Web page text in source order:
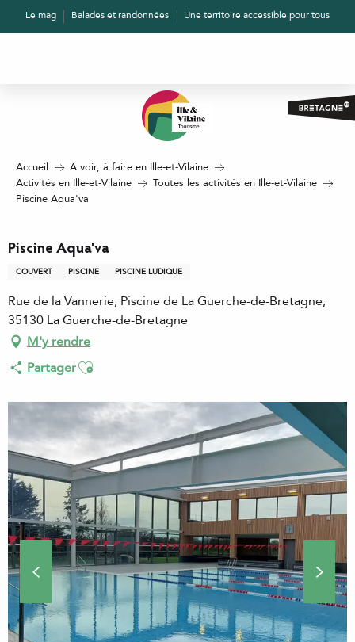
AllerLe mag Balades et randonnées Une territoire accessible pour tous
Accueil
À voir, à faire en Ille-et-Vilaine
Activités en Ille-et-Vilaine
Toutes les activités en Ille-et-Vilaine
Piscine Aqua'va
Piscine Aqua'va
COUVERT PISCINE PISCINE LUDIQUE
Rue de la Vannerie, Piscine de La Guerche-de-Bretagne,
35130 La Guerche-de-Bretagne
M'y rendre
PartagerAjouter aux favoris